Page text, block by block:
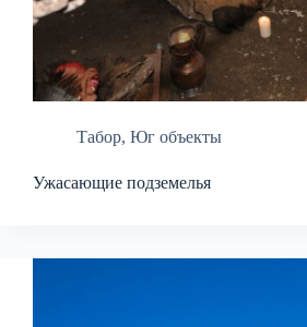
Табор, Юг объекты
Ужасающие подземелья